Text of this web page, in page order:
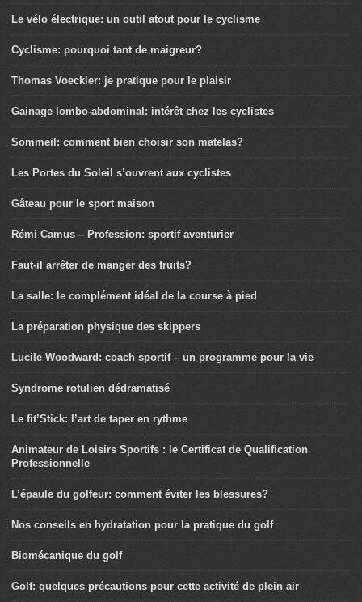
Le vélo électrique: un outil atout pour le cyclisme
Cyclisme: pourquoi tant de maigreur?
Thomas Voeckler: je pratique pour le plaisir
Gainage lombo-abdominal: intérêt chez les cyclistes
Sommeil: comment bien choisir son matelas?
Les Portes du Soleil s’ouvrent aux cyclistes
Gâteau pour le sport maison
Rémi Camus – Profession: sportif aventurier
Faut-il arrêter de manger des fruits?
La salle: le complément idéal de la course à pied
La préparation physique des skippers
Lucile Woodward: coach sportif – un programme pour la vie
Syndrome rotulien dédramatisé
Le fit’Stick: l’art de taper en rythme
Animateur de Loisirs Sportifs : le Certificat de Qualification
Professionnelle
L’épaule du golfeur: comment éviter les blessures?
Nos conseils en hydratation pour la pratique du golf
Biomécanique du golf
Golf: quelques précautions pour cette activité de plein air